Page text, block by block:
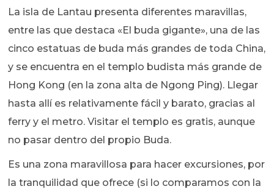
La isla de Lantau presenta diferentes maravillas,
entre las que destaca «El buda gigante», una de las
cinco estatuas de buda más grandes de toda China,
y se encuentra en el templo budista más grande de
Hong Kong (en la zona alta de Ngong Ping). Llegar
hasta allí es relativamente fácil y barato, gracias al
ferry y el metro. Visitar el templo es gratis, aunque
no pasar dentro del propio Buda.
Es una zona maravillosa para hacer excursiones, por
la tranquilidad que ofrece (si lo comparamos con la